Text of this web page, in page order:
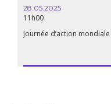
28.05.2025
11h00
Journée d’action